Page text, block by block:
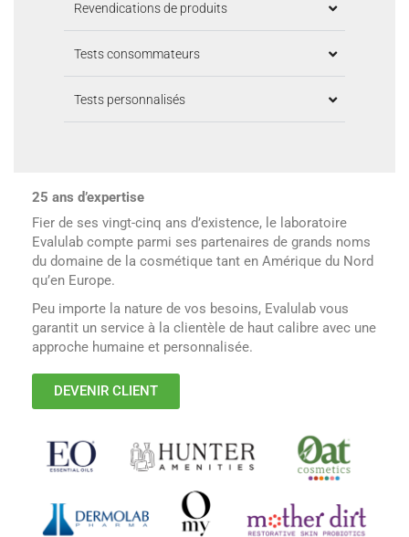
Revendications de produits
Tests consommateurs
Tests personnalisés
25 ans d’expertise
Fier de ses vingt-cinq ans d’existence, le laboratoire
Evalulab compte parmi ses partenaires de grands noms
du domaine de la cosmétique tant en Amérique du Nord
qu’en Europe.
Peu importe la nature de vos besoins, Evalulab vous
garantit un service à la clientèle de haut calibre avec une
approche humaine et personnalisée.
DEVENIR CLIENT